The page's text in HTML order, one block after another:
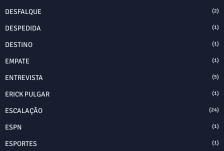
DESFALQUE (2)
DESPEDIDA (1)
DESTINO (1)
EMPATE (1)
ENTREVISTA (5)
ERICK PULGAR (1)
ESCALAÇÃO (24)
ESPN (1)
ESPORTES (1)